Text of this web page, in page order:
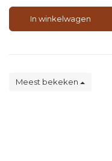
peperig, een vleugje
eiken, limoen, gember
In winkelwagen
Meest bekeken